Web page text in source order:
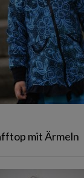
mit Ärmeln